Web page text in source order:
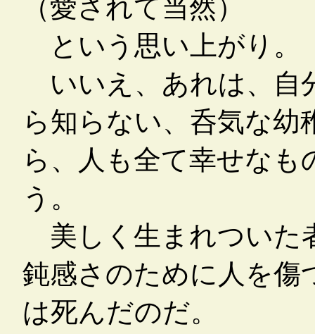
（愛されて当然）
という思い上がり。
いいえ、あれは、自
ら知らない、呑気な
ら、人も全て幸せな
う。
美しく生まれついた
鈍感さのために人を傷
は死んだのだ。